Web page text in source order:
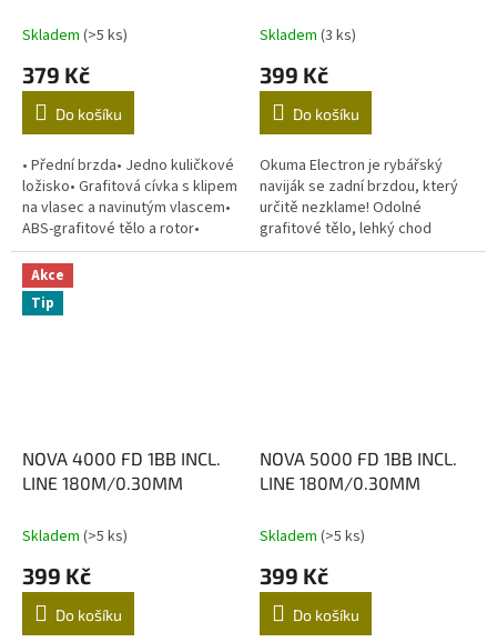
Skladem (>5 ks)
379 Kč
Do košíku
• Přední brzda• Jedno kuličkové
ložisko• Grafitová cívka s klipem
na vlasec a navinutým vlascem•
ABS-grafitové tělo a rotor•
Počítačově vyvážený rotor•
Rolnička zabraňující...
Skladem (3 ks)
399 Kč
Do košíku
Okuma Electron je rybářský
naviják se zadní brzdou, který
určitě nezklame! ​Odolné
grafitové tělo, lehký chod
ložiska a hlavně vlasec navinutý
Akce
Tip
NOVA 4000 FD 1BB INCL.
LINE 180M/0.30MM
Skladem (>5 ks)
399 Kč
Do košíku
NOVA 5000 FD 1BB INCL.
LINE 180M/0.30MM
Skladem (>5 ks)
399 Kč
Do košíku